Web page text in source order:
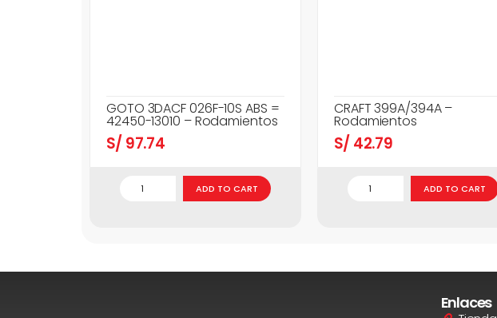
GOTO 3DACF 026F-10S ABS =
42450-13010 – Rodamientos
S/ 97.74
ADD TO CART
CRAFT 399A/394A –
Rodamientos
S/ 42.79
ADD TO CART
Enlaces